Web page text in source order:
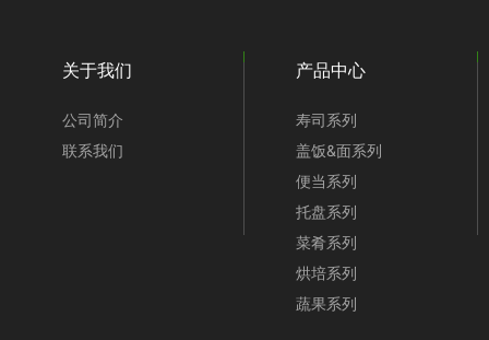
关于我们
公司简介
联系我们
产品中心
寿司系列
盖饭&面系列
便当系列
托盘系列
菜肴系列
烘培系列
蔬果系列